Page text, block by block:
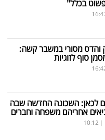
בכלל"
והדס מסורי במשבר קשה:
סוף לזוגיות
לכאן: השכונה החדשה שבה
אחריהם משפחה וחברים
|
10:12